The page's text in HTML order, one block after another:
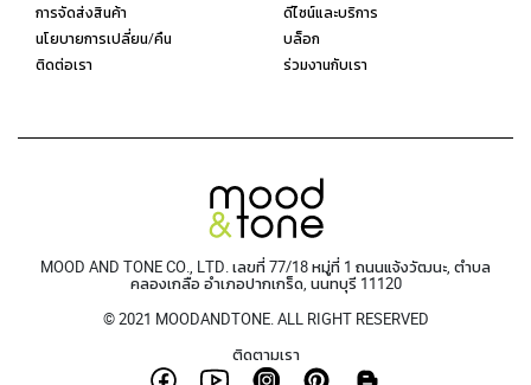
การจัดส่งสินค้า
นโยบายการเปลี่ยน/คืน
ติดต่อเรา
ดีไซน์และบริการ
บล็อก
ร่วมงานกับเรา
MOOD AND TONE CO., LTD. เลขที่ 77/18 หมู่ที่ 1 ถนนแจ้งวัฒนะ, ตำบล
คลองเกลือ อำเภอปากเกร็ด, นนทบุรี 11120
© 2021 MOODANDTONE. ALL RIGHT RESERVED
ติดตามเรา